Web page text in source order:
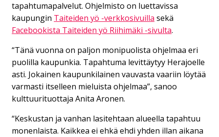
tapahtumapalvelut. Ohjelmisto on luettavissa
kaupungin Taiteiden yö -verkkosivuilla sekä
Facebookista Taiteiden yö Riihimäki -sivulta.
“Tänä vuonna on paljon monipuolista ohjelmaa eri
puolilla kaupunkia. Tapahtuma levittäytyy Herajoelle
asti. Jokainen kaupunkilainen vauvasta vaariin löytää
varmasti itselleen mieluista ohjelmaa”, sanoo
kulttuurituottaja Anita Aronen.
“Keskustan ja vanhan lasitehtaan alueella tapahtuu
monenlaista. Kaikkea ei ehkä ehdi yhden illan aikana